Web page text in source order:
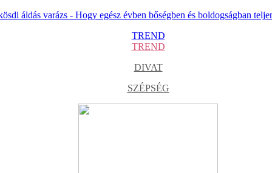
áldás varázs - Hogy egész évben bőségben és boldogságban
TREND
TREND
DIVAT
SZÉPSÉG